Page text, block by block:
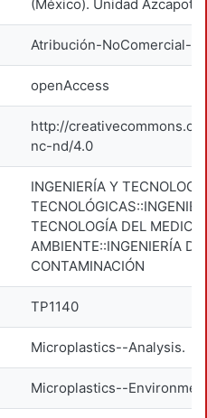
(México). Unidad
Atribución-NoComercial-
openAccess
http://
nc-nd/4.0
INGENIERÍA Y
TECNOLOGÍA DEL MEDIO
AMBIENTE::INGENIERÍA
CONTAMINACIÓN
TP1140
Microplastics--Analysis.
Microplastics--